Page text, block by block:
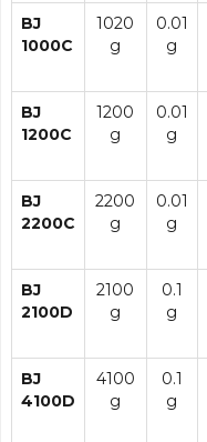
BJ
1000C
1020
g
0.01
g
BJ
1200C
1200
g
0.01
g
BJ
2200C
2200
g
0.01
g
BJ
2100D
2100
g
0.1
g
BJ
4100D
4100
g
0.1
g